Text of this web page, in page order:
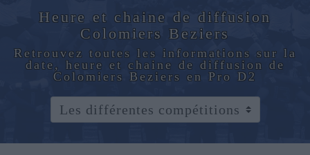
Heure et chaine de diffusion
Colomiers Beziers
Retrouvez toutes les informations sur la
date, heure et chaine de diffusion de
Colomiers Beziers en Pro D2